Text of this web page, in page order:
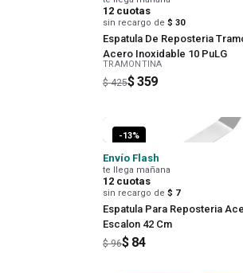
12 cuotas
sin recargo de $ 30
Espatula De Reposteria
Acero Inoxidable 10 PuLG
TRAMONTINA
$ 425$ 359
-13%
Envío Flash
te llega mañana
12 cuotas
sin recargo de $ 7
Espatula Para Reposteria
Escalon 42 Cm
$ 96$ 84